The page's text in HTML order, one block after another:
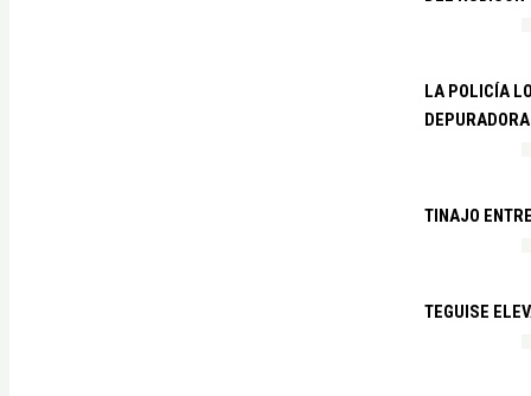
LA POLICÍA
TINAJO
TEGUISE